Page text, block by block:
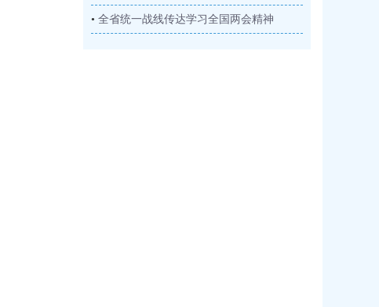
• 全省统一战线传达学习全国两会精神